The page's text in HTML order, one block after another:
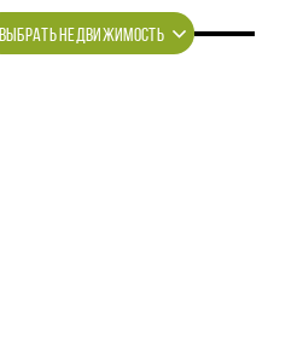
ВЫБРАТЬ НЕДВИЖИМОСТЬ